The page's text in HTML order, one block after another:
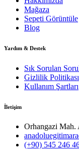
Mağaza
Sepeti Görüntüle
Blog
Yardım & Destek
Sık Sorulan
Gizlilik Politikası
Kullanım Şartları
İletişim
Orhangazi Mah.
(+90) 545 246